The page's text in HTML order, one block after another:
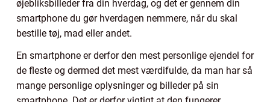
øjebliksbilleder fra din hverdag, og det er gennem din
smartphone du gør hverdagen nemmere, når du skal
bestille tøj, mad eller andet.
En smartphone er derfor den mest personlige ejendel for
de fleste og dermed det mest værdifulde, da man har så
mange personlige oplysninger og billeder på sin